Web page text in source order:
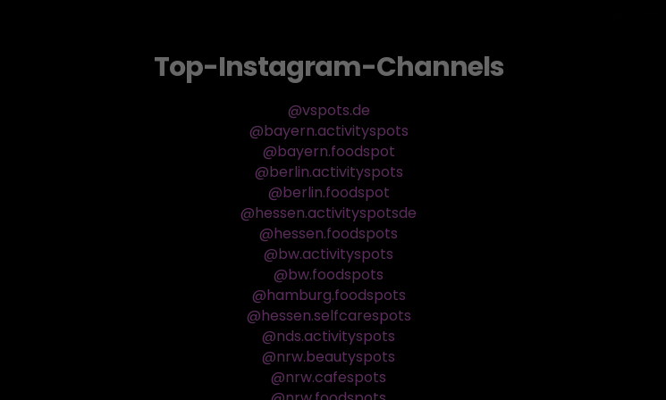
Top-Instagram-Channels
@vspots.de
@bayern.activityspots
@bayern.foodspot
@berlin.activityspots
@berlin.foodspot
@hessen.activityspotsde
@hessen.foodspots
@bw.activityspots
@bw.foodspots
@hamburg.foodspots
@hessen.selfcarespots
@nds.activityspots
@nrw.beautyspots
@nrw.cafespots